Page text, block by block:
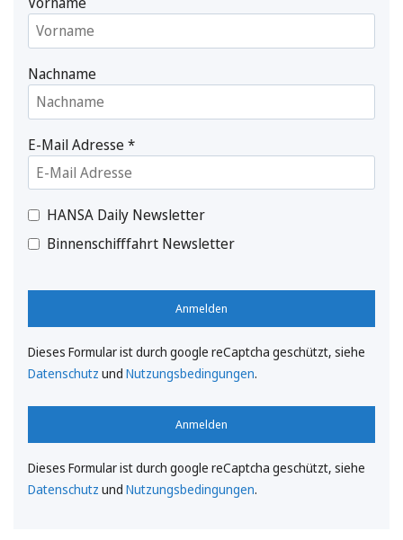
Nachname
E-Mail Adresse*
HANSA Daily Newsletter
Binnenschifffahrt Newsletter
Anmelden
Dieses Formular ist durch google reCaptcha geschützt, siehe
Datenschutz und Nutzungsbedingungen.
Anmelden
Dieses Formular ist durch google reCaptcha geschützt, siehe
Datenschutz und Nutzungsbedingungen.